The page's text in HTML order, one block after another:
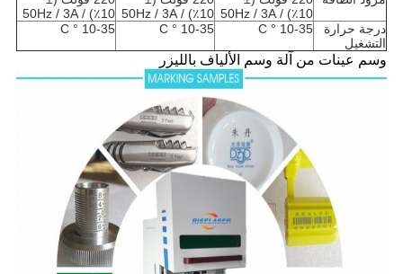
10٪) / 50Hz / 3A
10٪) / 50Hz / 3A
10٪) / 50Hz / 3A
درجة حرارة
التشغيل
10-35 ° C
10-35 ° C
10-35 ° C
وسم عينات من آلة وسم الألياف بالليزر